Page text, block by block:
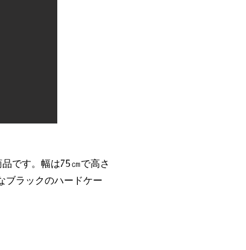
です。幅は75㎝で高さ
ブラックのハードケー